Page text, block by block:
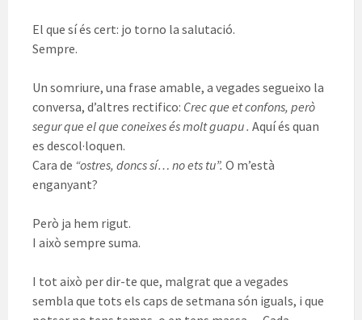
El que sí és cert: jo torno la salutació.
Sempre.
Un somriure, una frase amable, a vegades segueixo la
conversa, d’altres rectifico: Crec que et confons, però
segur que el que coneixes és molt guapu . Aquí és quan
es descol·loquen.
Cara de “ostres, doncs sí… no ets tu”. O m’està
enganyant?
Però ja hem rigut.
I això sempre suma.
I tot això per dir-te que, malgrat que a vegades
sembla que tots els caps de setmana són iguals, i que